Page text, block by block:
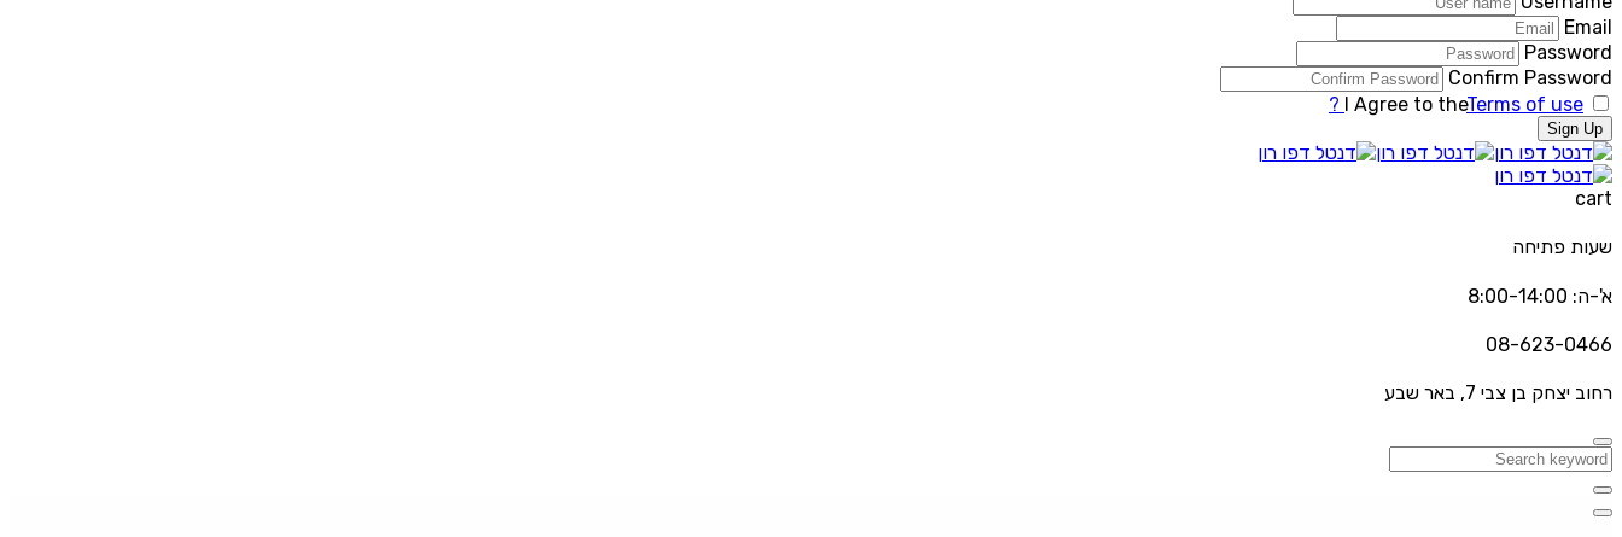
Email
Password
Confirm Password
I Agree to theTerms of use ?
Sign Up
cart
שעות פתיחה
א'-ה: 8:00-14:00
08-623-0466
רחוב יצחק בן צבי 7, באר שבע